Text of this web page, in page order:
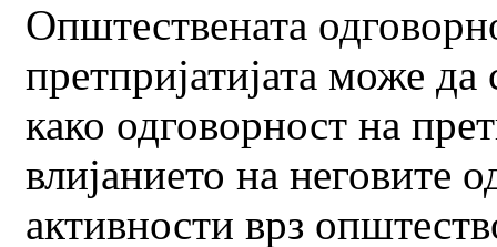
Општествената
претпријатијата може
како одговорност на
влијанието на неговите
активности врз